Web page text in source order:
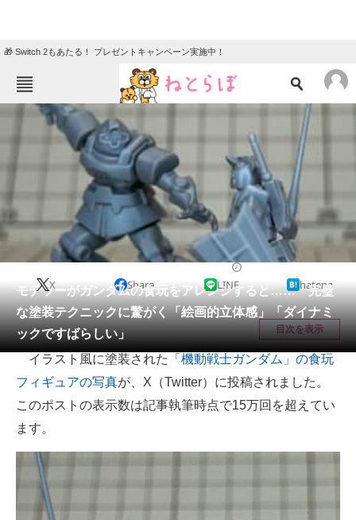
🎁 Switch 2もあたる！ プレゼントキャンペーン実施中！
ねとらぼメニュー
地域
住まい 教育・育児
リサーチ
会員記事
メディア
注目記事を集めた総合ページ
ITの今と未来を見通す
進化するPCとデバイスの未来
好きが集まる 比べて選べる
モデラーがガンダムの食玩をアレンジすると…… 完璧
な塗装テクニックに驚がく「絵画的立体感」「ダイナミ
ックですばらしい」
X Share LINE hatena
目次を表示
イラスト風に塗装された
「機動戦士ガンダム」の食玩
フィギュアの写真が、X（Twitter）に投稿されました。
このポストの表示数は記事執筆時点で15万回を超えてい
ます。